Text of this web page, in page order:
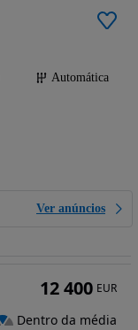
Automática
Ver anúncios
12 400 EUR
Dentro da média